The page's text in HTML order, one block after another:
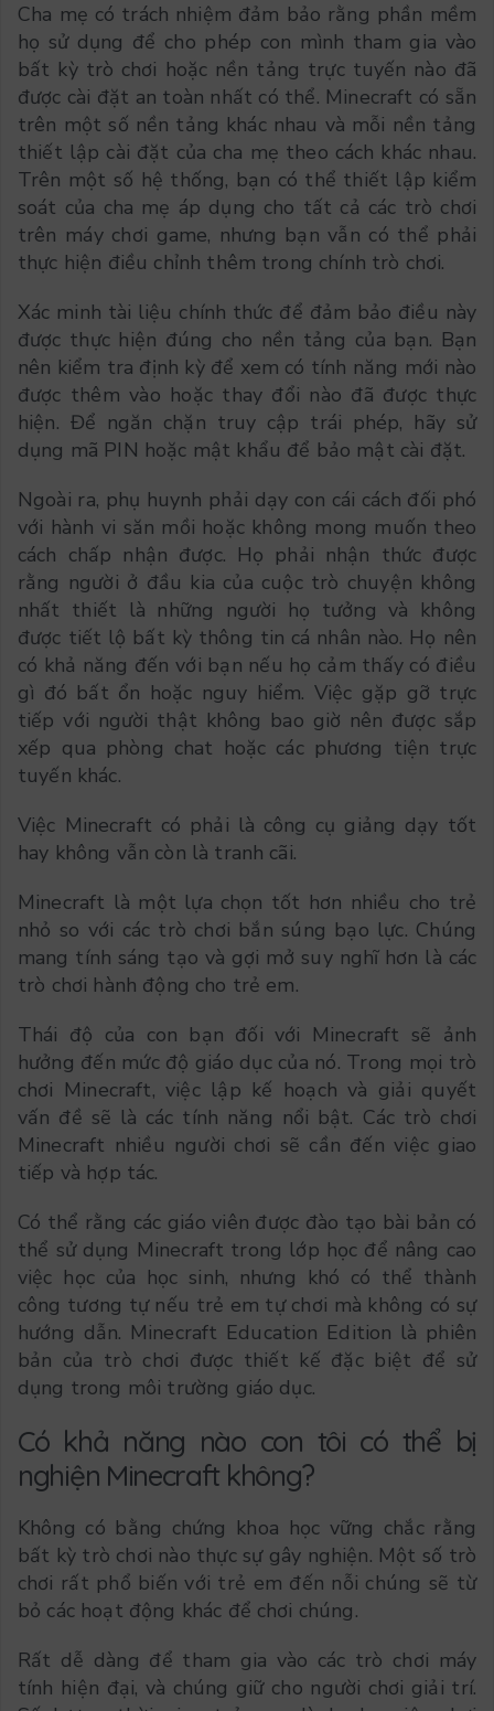
Cha mẹ có trách nhiệm đảm bảo rằng phần mềm
họ sử dụng để cho phép con mình tham gia vào
bất kỳ trò chơi hoặc nền tảng trực tuyến nào đã
được cài đặt an toàn nhất có thể. Minecraft có sẵn
trên một số nền tảng khác nhau và mỗi nền tảng
thiết lập cài đặt của cha mẹ theo cách khác nhau.
Trên một số hệ thống, bạn có thể thiết lập kiểm
soát của cha mẹ áp dụng cho tất cả các trò chơi
trên máy chơi game, nhưng bạn vẫn có thể phải
thực hiện điều chỉnh thêm trong chính trò chơi.
Xác minh tài liệu chính thức để đảm bảo điều này
được thực hiện đúng cho nền tảng của bạn. Bạn
nên kiểm tra định kỳ để xem có tính năng mới nào
được thêm vào hoặc thay đổi nào đã được thực
hiện. Để ngăn chặn truy cập trái phép, hãy sử
dụng mã PIN hoặc mật khẩu để bảo mật cài đặt.
Ngoài ra, phụ huynh phải dạy con cái cách đối phó
với hành vi săn mồi hoặc không mong muốn theo
cách chấp nhận được. Họ phải nhận thức được
rằng người ở đầu kia của cuộc trò chuyện không
nhất thiết là những người họ tưởng và không
được tiết lộ bất kỳ thông tin cá nhân nào. Họ nên
có khả năng đến với bạn nếu họ cảm thấy có điều
gì đó bất ổn hoặc nguy hiểm. Việc gặp gỡ trực
tiếp với người thật không bao giờ nên được sắp
xếp qua phòng chat hoặc các phương tiện trực
tuyến khác.
Việc Minecraft có phải là công cụ giảng dạy tốt
hay không vẫn còn là tranh cãi.
Minecraft là một lựa chọn tốt hơn nhiều cho trẻ
nhỏ so với các trò chơi bắn súng bạo lực. Chúng
mang tính sáng tạo và gợi mở suy nghĩ hơn là các
trò chơi hành động cho trẻ em.
Thái độ của con bạn đối với Minecraft sẽ ảnh
hưởng đến mức độ giáo dục của nó. Trong mọi trò
chơi Minecraft, việc lập kế hoạch và giải quyết
vấn đề sẽ là các tính năng nổi bật. Các trò chơi
Minecraft nhiều người chơi sẽ cần đến việc giao
tiếp và hợp tác.
Có thể rằng các giáo viên được đào tạo bài bản có
thể sử dụng Minecraft trong lớp học để nâng cao
việc học của học sinh, nhưng khó có thể thành
công tương tự nếu trẻ em tự chơi mà không có sự
hướng dẫn. Minecraft Education Edition là phiên
bản của trò chơi được thiết kế đặc biệt để sử
dụng trong môi trường giáo dục.
Có khả năng nào con tôi có thể bị
nghiện Minecraft không?
Không có bằng chứng khoa học vững chắc rằng
bất kỳ trò chơi nào thực sự gây nghiện. Một số trò
chơi rất phổ biến với trẻ em đến nỗi chúng sẽ từ
bỏ các hoạt động khác để chơi chúng.
Rất dễ dàng để tham gia vào các trò chơi máy
tính hiện đại, và chúng giữ cho người chơi giải trí.